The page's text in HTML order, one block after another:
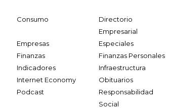
Consumo
Directorio
Empresarial
Empresas Especiales
Finanzas
Finanzas Personales
Indicadores
Infraestructura
Internet Economy
Obituarios
Podcast
Responsabilidad
Social